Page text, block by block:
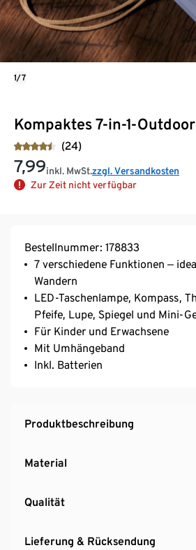
Kompaktes 7-in-1-
(24)
7,99inkl. MwSt.zzgl. Versandkosten
Zur Zeit nicht verfügbar
1/7
Bestellnummer: 178833
7 verschiedene Funktionen ‒
Wandern
LED-Taschenlampe, Kompass,
Pfeife, Lupe, Spiegel und Mini-
Für Kinder und Erwachsene
Mit Umhängeband
Inkl. Batterien
Produktbeschreibung
Material
Qualität
Lieferung & Rücksendung